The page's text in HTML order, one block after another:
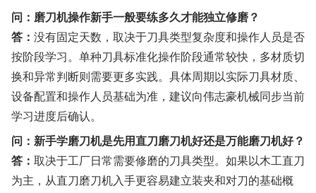
问：磨刀机操作新手一般要练多久才能独立修磨？
答： 没有固定天数，取决于刀具类型复杂度和操作人员是否
按阶段学习。单种刀具标准化操作阶段通常较快，多材质切
换和异常判断则需要更多实践。具体周期以实际刀具材质、
设备配置和操作人员基础为准，建议向伟志豪机械同步当前
学习进度后确认。
问：新手学磨刀机是先用直刀磨刀机好还是万能磨刀机好？
答： 取决于工厂日常需要修磨的刀具类型。如果以木工直刀
为主，从直刀磨刀机入手更容易建立装夹和对刀的基础概